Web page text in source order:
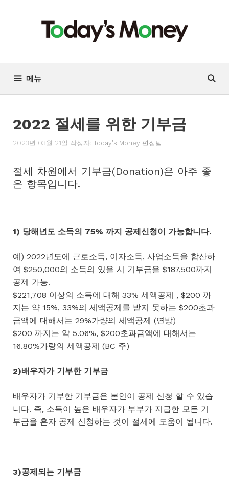
기
메뉴
2022 절세를 위한 기부금
2023년 03월 21일 작성자: Today's Money 편집팀
절세 차원에서 기부금(Donation)은 아주 좋
은 항목입니다.
1) 당해년도 소득의 75% 까지 공제신청이 가능합니다.
예) 2022년도에 근로소득, 이자소득, 사업소득을 합산하
여 $250,000의 소득의 있을 시 기부금을 $187,500까지
공제 가능.
$221,708 이상의 소득에 대해 33% 세액공제 , $200 까
지는 약 15%, 33%의 세액공제를 받지 못하는 $200초과
금액에 대해서는 29%가량의 세액공제 (연방)
$200 까지는 약 5.06%, $200초과금액에 대해서는
16.80%가량의 세액공제 (BC 주)
2)배우자가 기부한 기부금
배우자가 기부한 기부금은 본인이 공제 신청 할 수 있습
니다. 즉, 소득이 높은 배우자가 부부가 지급한 모든 기
부금을 혼자 공제 신청하는 것이 절세에 도움이 됩니다.
3)공제되는 기부금